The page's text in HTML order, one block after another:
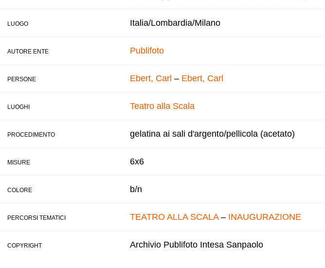
LUOGO Italia/Lombardia/Milano
AUTORE ENTE Publifoto
PERSONE Ebert, Carl – Ebert, Carl
LUOGHI Teatro alla Scala
PROCEDIMENTO gelatina ai sali d'argento/pellicola (acetato)
MISURE 6x6
COLORE b/n
PERCORSI TEMATICI TEATRO ALLA SCALA– INAUGURAZIONE
COPYRIGHT Archivio Publifoto Intesa Sanpaolo